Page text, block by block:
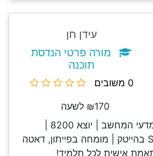
עידן חן
מורה פרטי הנדסת
תוכנה
0 משובים
₪170 לשעה
Senior Data Engineer בהייטק | מומחה בפייתון, דאטה
אישית לכל תלמיד!